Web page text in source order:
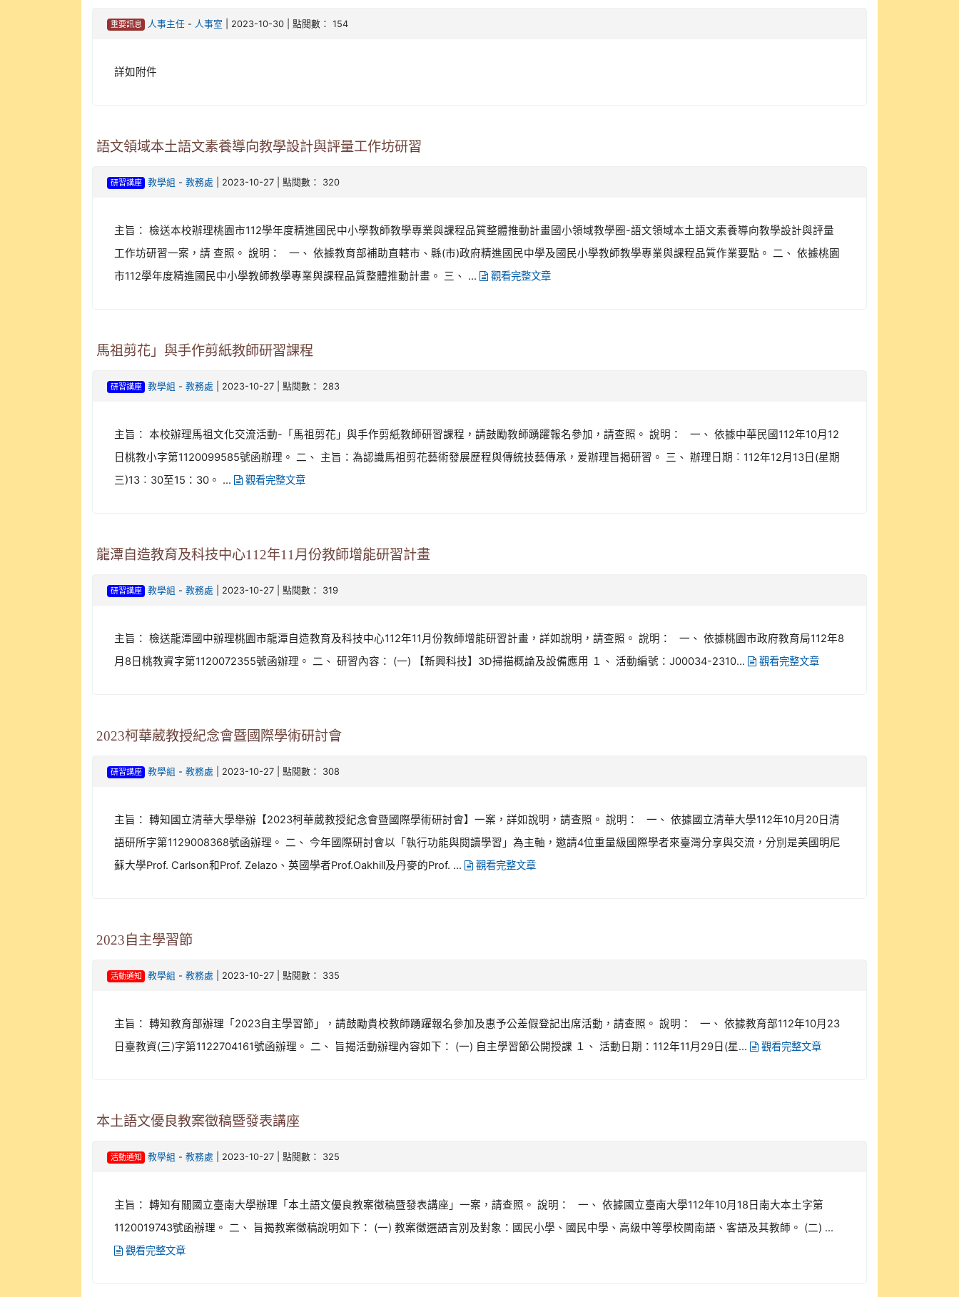
重要訊息 人事主任 - 人事室 | 2023-10-30 | 點閱數： 154
詳如附件
語文領域本土語文素養導向教學設計與評量工作坊研習
研習講座 教學組 -教務處 | 2023-10-27 | 點閱數： 320
主旨： 檢送本校辦理桃園市112學年度精進國民中小學教師教學專業與課程品質整體推動計畫國小領域教學圈-語文領域本土語文素養導向教學設計與評量
工作坊研習一案，請 查照。 說明： 一、 依據教育部補助直轄市、縣(市)政府精進國民中學及國民小學教師教學專業與課程品質作業要點。 二、 依據桃園
市112學年度精進國民中小學教師教學專業與課程品質整體推動計畫。 三、 ...
觀看完整文章
馬祖剪花」與手作剪紙教師研習課程
研習講座 教學組 -教務處 | 2023-10-27 | 點閱數： 283
主旨： 本校辦理馬祖文化交流活動-「馬祖剪花」與手作剪紙教師研習課程，請鼓勵教師踴躍報名參加，請查照。 說明： 一、 依據中華民國112年10月12
日桃教小字第1120099585號函辦理。 二、 主旨：為認識馬祖剪花藝術發展歷程與傳統技藝傳承，爰辦理旨揭研習。 三、 辦理日期︰112年12月13日(星期
三)13︰30至15：30。 ...
觀看完整文章
龍潭自造教育及科技中心112年11月份教師增能研習計畫
研習講座 教學組 -教務處 | 2023-10-27 | 點閱數： 319
主旨： 檢送龍潭國中辦理桃園市龍潭自造教育及科技中心112年11月份教師增能研習計畫，詳如說明，請查照。 說明： 一、 依據桃園市政府教育局112年8
月8日桃教資字第1120072355號函辦理。 二、 研習內容： (一) 【新興科技】3D掃描概論及設備應用 １、 活動編號：J00034-2310...
觀看完整文章
2023柯華葳教授紀念會暨國際學術研討會
研習講座 教學組 -教務處 | 2023-10-27 | 點閱數： 308
主旨： 轉知國立清華大學舉辦【2023柯華葳教授紀念會暨國際學術研討會】一案，詳如說明，請查照。 說明： 一、 依據國立清華大學112年10月20日清
語研所字第1129008368號函辦理。 二、 今年國際研討會以「執行功能與閱讀學習」為主軸，邀請4位重量級國際學者來臺灣分享與交流，分別是美國明尼
蘇大學Prof. Carlson和Prof. Zelazo、英國學者Prof.Oakhill及丹麥的Prof. ...
觀看完整文章
2023自主學習節
活動通知 教學組 -教務處 | 2023-10-27 | 點閱數： 335
主旨： 轉知教育部辦理「2023自主學習節」，請鼓勵貴校教師踴躍報名參加及惠予公差假登記出席活動，請查照。 說明： 一、 依據教育部112年10月23
日臺教資(三)字第1122704161號函辦理。 二、 旨揭活動辦理內容如下： (一) 自主學習節公開授課 １、 活動日期：112年11月29日(星...
觀看完整文章
本土語文優良教案徵稿暨發表講座
活動通知 教學組 -教務處 | 2023-10-27 | 點閱數： 325
主旨： 轉知有關國立臺南大學辦理「本土語文優良教案徵稿暨發表講座」一案，請查照。 說明： 一、 依據國立臺南大學112年10月18日南大本土字第
1120019743號函辦理。 二、 旨揭教案徵稿說明如下： (一) 教案徵選語言別及對象：國民小學、國民中學、高級中等學校閩南語、客語及其教師。 (二) ...
觀看完整文章